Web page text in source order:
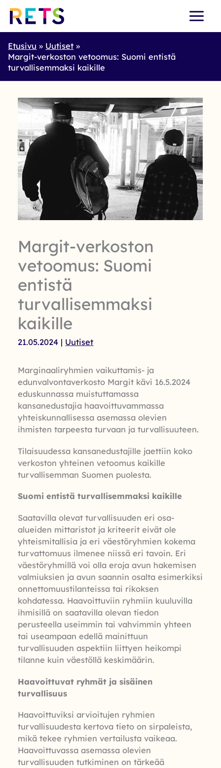
Skip
Etusivu
Uutiset
Margit-verkoston vetoomus: Suomi entistä
turvallisemmaksi kaikille
Margit-verkoston
vetoomus: Suomi
entistä
turvallisemmaksi
kaikille
21.05.2024 | Uutiset
Marginaaliryhmien vaikuttamis- ja
edunvalvontaverkosto Margit kävi 16.5.2024
eduskunnassa muistuttamassa
kansanedustajia haavoittuvammassa
yhteiskunnallisessa asemassa olevien
ihmisten tarpeesta turvaan ja turvallisuuteen.
Tilaisuudessa kansanedustajille jaettiin koko
verkoston yhteinen vetoomus kaikille
turvallisemman Suomen puolesta.
Suomi entistä turvallisemmaksi kaikille
Saatavilla olevat turvallisuuden eri osa-
alueiden mittaristot ja kriteerit eivät ole
yhteismitallisia ja eri väestöryhmien kokema
turvattomuus ilmenee niissä eri tavoin. Eri
väestöryhmillä voi olla eroja avun hakemisen
valmiuksien ja avun saannin osalta esimerkiksi
onnettomuustilanteissa tai rikoksen
kohdatessa. Haavoittuviin ryhmiin kuuluvilla
ihmisillä on saatavilla olevan tiedon
perusteella useimmin tai vahvimmin yhteen
tai useampaan edellä mainittuun
turvallisuuden aspektiin liittyen heikompi
tilanne kuin väestöllä keskimäärin.
Haavoittuvat ryhmät ja sisäinen
turvallisuus
Haavoittuviksi arvioitujen ryhmien
turvallisuudesta kertova tieto on sirpaleista,
mikä tekee ryhmien vertailusta vaikeaa.
Haavoittuvassa asemassa olevien
turvallisuuden tutkiminen on tärkeää